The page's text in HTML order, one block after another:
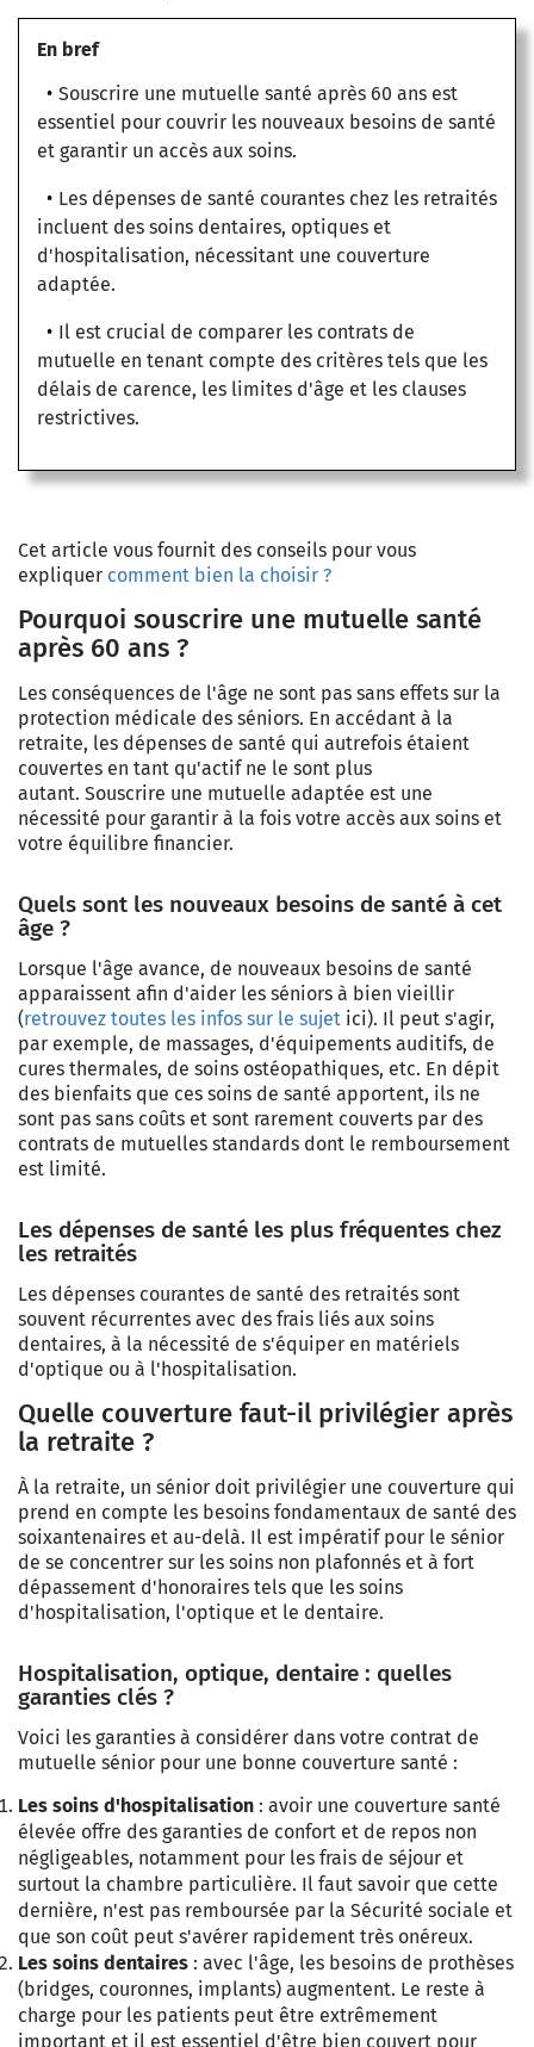
En bref
Souscrire une mutuelle santé après 60 ans est
essentiel pour couvrir les nouveaux besoins de santé
et garantir un accès aux soins.
Les dépenses de santé courantes chez les retraités
incluent des soins dentaires, optiques et
d'hospitalisation, nécessitant une couverture
adaptée.
Il est crucial de comparer les contrats de
mutuelle en tenant compte des critères tels que les
délais de carence, les limites d'âge et les clauses
restrictives.
Cet article vous fournit des conseils pour vous
expliquer comment bien la choisir ?
Pourquoi souscrire une mutuelle santé
après 60 ans ?
Les conséquences de l'âge ne sont pas sans effets sur la
protection médicale des séniors. En accédant à la
retraite, les dépenses de santé qui autrefois étaient
couvertes en tant qu'actif ne le sont plus
autant. Souscrire une mutuelle adaptée est une
nécessité pour garantir à la fois votre accès aux soins et
votre équilibre financier.
Quels sont les nouveaux besoins de santé à cet
âge ?
Lorsque l'âge avance, de nouveaux besoins de santé
apparaissent afin d'aider les séniors à bien vieillir
(retrouvez toutes les infos sur le sujet ici). Il peut s'agir,
par exemple, de massages, d'équipements auditifs, de
cures thermales, de soins ostéopathiques, etc. En dépit
des bienfaits que ces soins de santé apportent, ils ne
sont pas sans coûts et sont rarement couverts par des
contrats de mutuelles standards dont le remboursement
est limité.
Les dépenses de santé les plus fréquentes chez
les retraités
Les dépenses courantes de santé des retraités sont
souvent récurrentes avec des frais liés aux soins
dentaires, à la nécessité de s'équiper en matériels
d'optique ou à l'hospitalisation.
Quelle couverture faut-il privilégier après
la retraite ?
À la retraite, un sénior doit privilégier une couverture qui
prend en compte les besoins fondamentaux de santé des
soixantenaires et au-delà. Il est impératif pour le sénior
de se concentrer sur les soins non plafonnés et à fort
dépassement d'honoraires tels que les soins
d'hospitalisation, l'optique et le dentaire.
Hospitalisation, optique, dentaire : quelles
garanties clés ?
Voici les garanties à considérer dans votre contrat de
mutuelle sénior pour une bonne couverture santé :
Les soins d'hospitalisation : avoir une couverture santé
élevée offre des garanties de confort et de repos non
négligeables, notamment pour les frais de séjour et
surtout la chambre particulière. Il faut savoir que cette
dernière, n'est pas remboursée par la Sécurité sociale et
que son coût peut s'avérer rapidement très onéreux.
Les soins dentaires : avec l'âge, les besoins de prothèses
(bridges, couronnes, implants) augmentent. Le reste à
charge pour les patients peut être extrêmement
important et il est essentiel d'être bien couvert pour